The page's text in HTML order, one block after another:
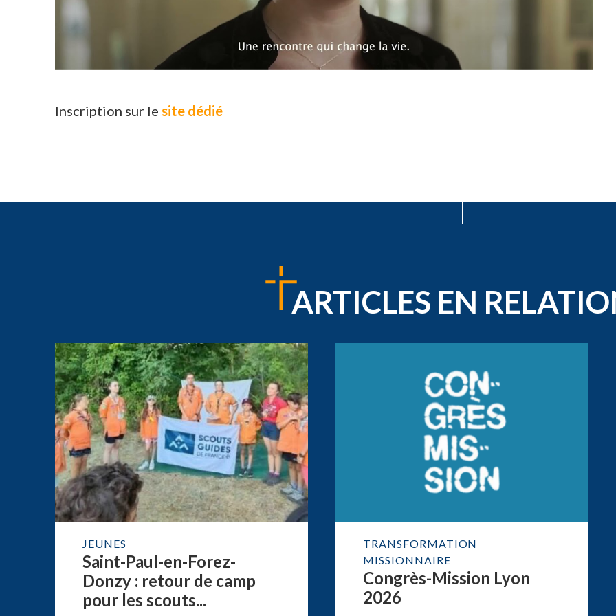
Inscription sur le site dédié
ARTICLES EN
JEUNES
Saint-Paul-en-Forez-
Donzy : retour de camp
pour les scouts...
TRANSFORMATION
MISSIONNAIRE
Congrès-Mission Lyon
2026